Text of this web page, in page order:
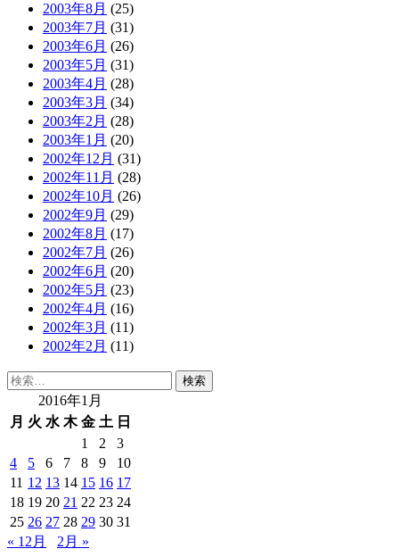
2003年8月 (25)
2003年7月 (31)
2003年6月 (26)
2003年5月 (31)
2003年4月 (28)
2003年3月 (34)
2003年2月 (28)
2003年1月 (20)
2002年12月 (31)
2002年11月 (28)
2002年10月 (26)
2002年9月 (29)
2002年8月 (17)
2002年7月 (26)
2002年6月 (20)
2002年5月 (23)
2002年4月 (16)
2002年3月 (11)
2002年2月 (11)
検
2016年1月
月 火 水 木 金 土 日
1
2
3
4
5 6 7 8 9
10
11 12 13 14 15 16 17
18 19 20 21 22 23 24
25 26 27 28 29 30 31
« 12月
2月 »